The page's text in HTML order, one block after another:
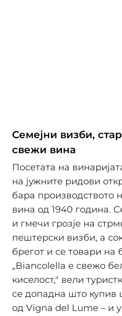
Семејни визби,
свежи вина
Посетата на
на јужните ридови
бара производството
вина од 1940 година.
и гмечи грозје на
пештерски визби, а
брегот и се товари на
„Biancolella е свежо
киселост," вели
се допадна што
од Vigna del Lume – и